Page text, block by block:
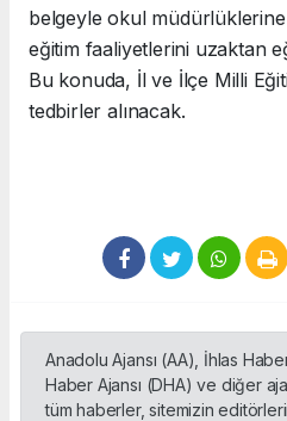
belgeyle okul
eğitim faaliyetlerini uzaktan
Bu konuda, İl ve İlçe Milli
tedbirler alınacak.
Anadolu Ajansı (AA), İhlas
Haber Ajansı (DHA) ve diğer
tüm haberler, sitemizin